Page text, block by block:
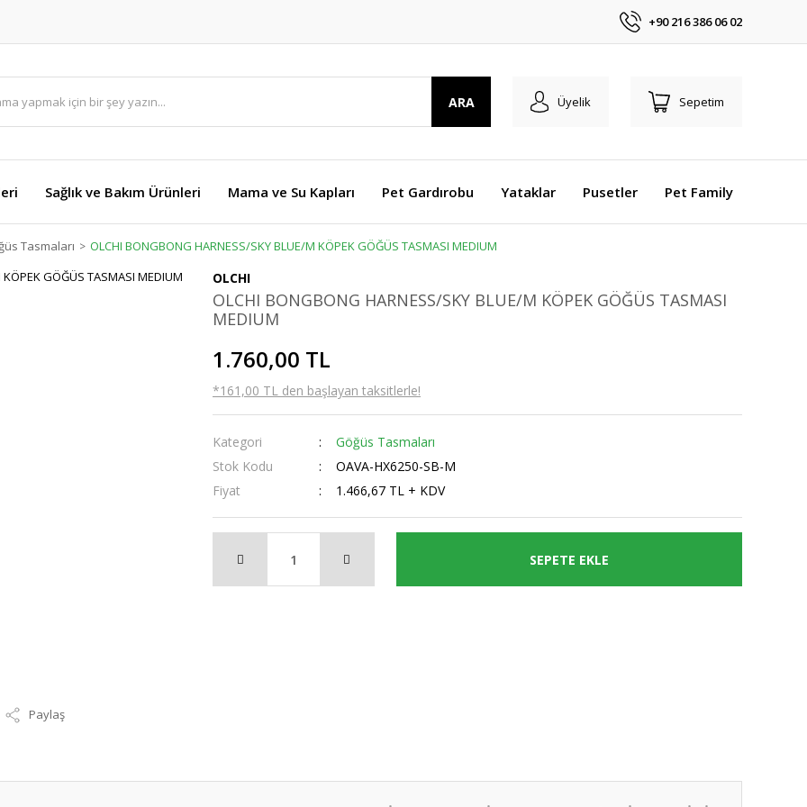
+90 216 386 06 02
ARA Üyelik Sepetim
Sağlık ve Bakım Ürünleri Mama ve Su Kapları Pet Gardırobu Yataklar Pusetler Pet Family
Tasmaları OLCHI BONGBONG HARNESS/SKY BLUE/M KÖPEK GÖĞÜS TASMASI MEDIUM
Paylaş
OLCHI
OLCHI BONGBONG HARNESS/SKY BLUE/M KÖPEK GÖĞÜS TASMASI
MEDIUM
1.760,00 TL
*161,00 TL den başlayan taksitlerle!
Kategori
Göğüs Tasmaları
Stok Kodu
OAVA-HX6250-SB-M
Fiyat
1.466,67 TL + KDV
SEPETE EKLE